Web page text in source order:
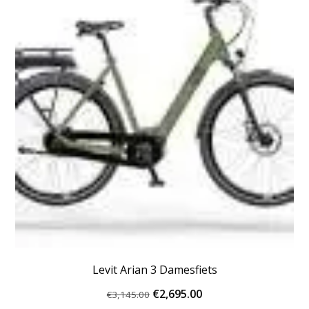
Deze
optie
kan
gekozen
worden
op
de
productpagina
Levit Arian 3 Damesfiets
€3,145.00 Oorspronkelijke
€2,695.00Huidige